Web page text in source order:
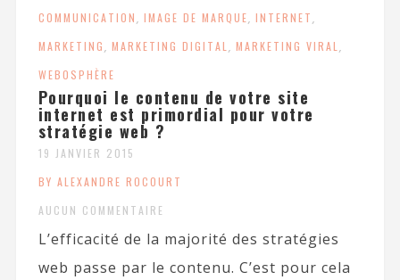
COMMUNICATION, IMAGE DE MARQUE, INTERNET,
MARKETING, MARKETING DIGITAL , MARKETING VIRAL ,
WEBOSPHÈRE
Pourquoi le contenu de votre site
internet est primordial pour votre
stratégie web ?
19 JANVIER 2015
BY ALEXANDRE ROCOURT
AUCUN COMMENTAIRE
L’efficacité de la majorité des stratégies
web passe par le contenu. C’est pour cela